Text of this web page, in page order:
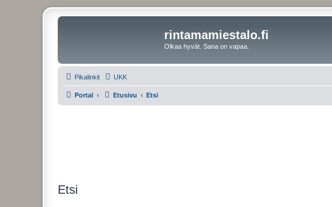
rintamamiestalo.fi
Olkaa hyvät. Sana on vapaa.
Pikalinkit UKK
Portal Etusivu Etsi
Etsi